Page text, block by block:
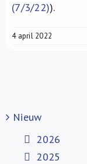
(7/3/22)).
4 april 2022
Nieuw
2026
2025